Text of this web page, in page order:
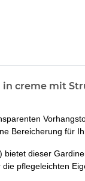
creme mit
Bereicherung für
dieser
pflegeleichten